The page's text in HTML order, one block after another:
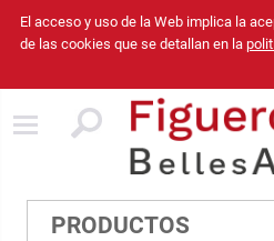
El acceso y uso de la Web implica la
de las cookies que se detallan en la
PRODUCTOS